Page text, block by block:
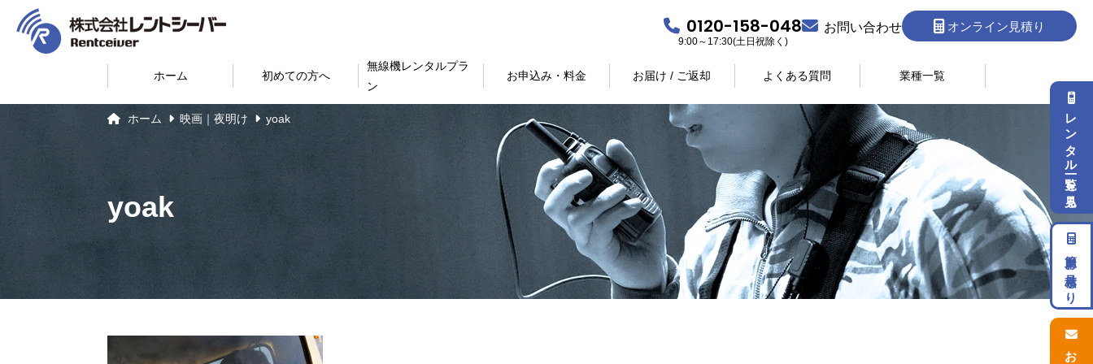
0120-158-048
9:00～17:30(土日祝除く)
お問い合わせ オンライン見積り
ホーム 初めての方へ
無線機レンタルプラ
ン
お申込み・料金 お届け / ご返却 よくある質問 業種一覧
レンタル一覧を見る
簡単お見積もり
ホーム 映画｜夜明け yoak
yoak